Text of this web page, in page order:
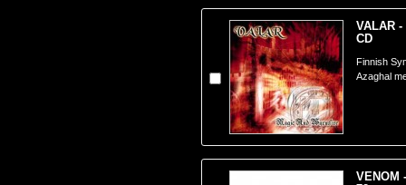
VALAR
CD
Finnish
Azaghal
VENOM